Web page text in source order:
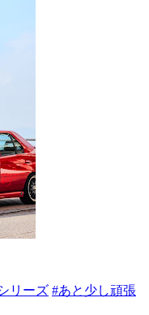
リーズ #あと少し頑張